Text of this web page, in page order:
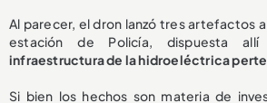
Al parecer, el dron lanzó tres artefactos
estación de Policía, dispuesta
infraestructura de la hidroeléctrica
Si bien los hechos son materia de